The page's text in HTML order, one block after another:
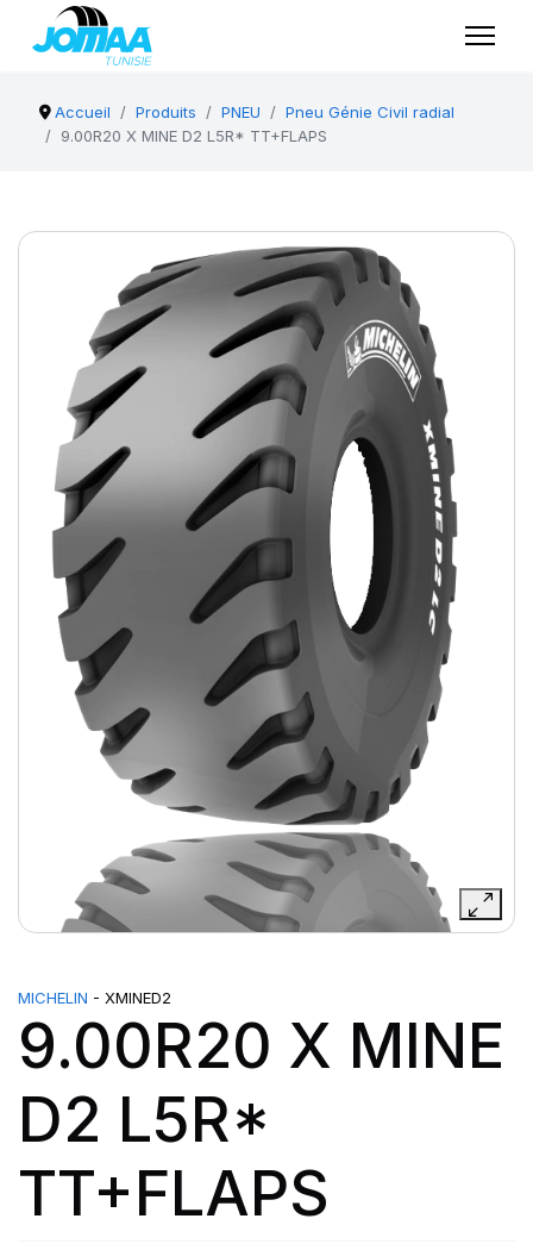
Accueil Produits PNEU
Pneu Génie Civil radial
9.00R20 X MINE D2 L5R* TT+FLAPS
MICHELIN - XMINED2
9.00R20 X MINE
D2 L5R*
TT+FLAPS